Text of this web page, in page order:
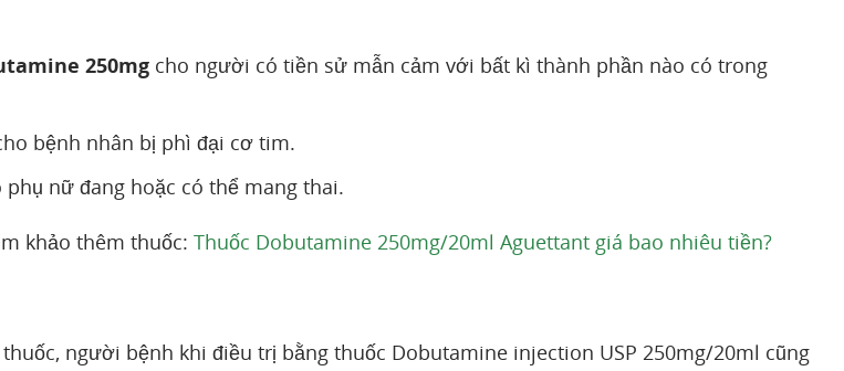
250mg cho người có tiền sử mẫn cảm với bất kì thành phần nào có trong
bệnh nhân bị phì đại cơ tim.
nữ đang hoặc có thể mang thai.
khảo thêm thuốc: Thuốc Dobutamine 250mg/20ml Aguettant giá bao nhiêu tiền?
người bệnh khi điều trị bằng thuốc Dobutamine injection USP 250mg/20ml cũng